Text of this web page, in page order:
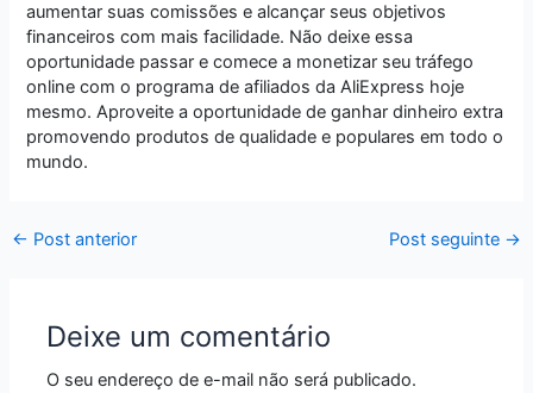
aumentar suas comissões e alcançar seus objetivos
financeiros com mais facilidade. Não deixe essa
oportunidade passar e comece a monetizar seu tráfego
online com o programa de afiliados da AliExpress hoje
mesmo. Aproveite a oportunidade de ganhar dinheiro extra
promovendo produtos de qualidade e populares em todo o
mundo.
← Post anterior Post seguinte →
Deixe um comentário
O seu endereço de e-mail não será publicado.